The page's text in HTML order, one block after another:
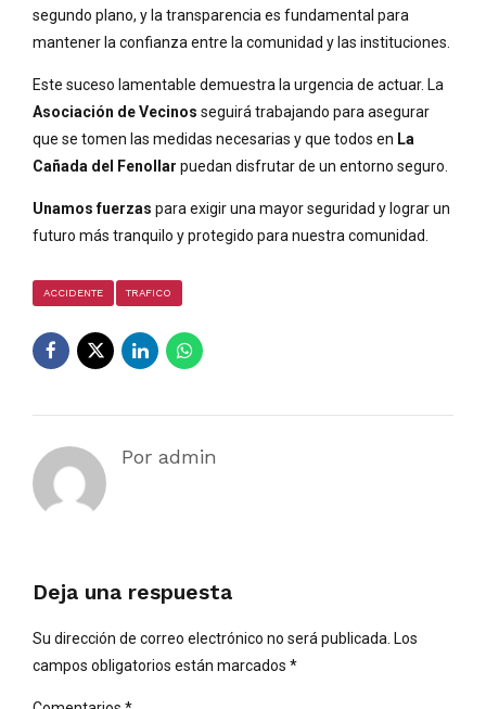
segundo plano, y la transparencia es fundamental para
mantener la confianza entre la comunidad y las instituciones.
Este suceso lamentable demuestra la urgencia de actuar. La
Asociación de Vecinos seguirá trabajando para asegurar
que se tomen las medidas necesarias y que todos en La
Cañada del Fenollar puedan disfrutar de un entorno seguro.
Unamos fuerzas para exigir una mayor seguridad y lograr un
futuro más tranquilo y protegido para nuestra comunidad.
ACCIDENTE TRAFICO
Por admin
Deja una respuesta
Su dirección de correo electrónico no será publicada. Los
campos obligatorios están marcados *